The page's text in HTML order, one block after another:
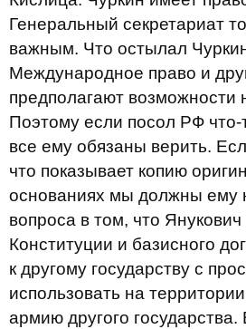
Генеральный секретариат
важным. Что остылал
Международное право и
предполагают возможности
Поэтому если посол РФ что-
все ему обязаны верить.
что показывает копию
основаниях мы должны ему
вопроса в том, что
Конституции и базисного
к другому государству с
использовать на
армию другого государства.